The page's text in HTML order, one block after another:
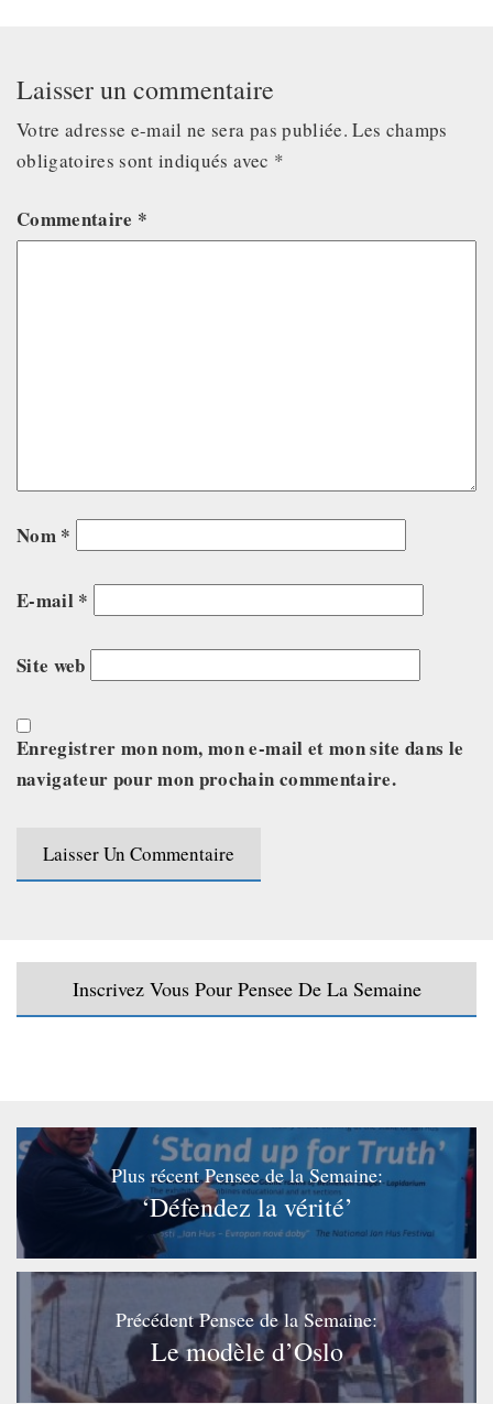
Laisser un commentaire
Votre adresse e-mail ne sera pas publiée. Les champs
obligatoires sont indiqués avec *
Commentaire *
Nom *
E-mail *
Site web
Enregistrer mon nom, mon e-mail et mon site dans le
navigateur pour mon prochain commentaire.
Inscrivez Vous Pour Pensee De La Semaine
Plus récent Pensee de la Semaine:
‘Défendez la vérité’
Précédent Pensee de la Semaine:
Le modèle d’Oslo